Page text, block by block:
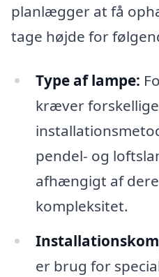
planlægger at få
tage højde for
Type af lampe:
kræver forskellige
pendel- og
afhængigt af
kompleksitet.
er brug for